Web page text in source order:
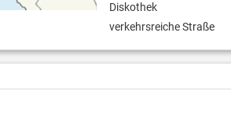
Diskothek
verkehrsreiche Straße